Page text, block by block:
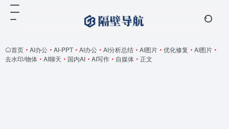
首页 • AI办公 • AI-PPT • AI办公 • AI分析总结 • AI图片 • 优化修复 • AI图片 •
去水印/物体 • AI聊天 • 国内AI • AI写作 • 自媒体 • 正文